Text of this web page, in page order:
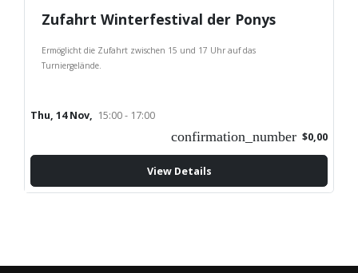
Zufahrt Winterfestival der Ponys
Ermöglicht die Zufahrt zwischen 15 und 17 Uhr auf das
Turniergelände.
Thu, 14 Nov, 15:00 - 17:00
confirmation_number $0,00
View Details